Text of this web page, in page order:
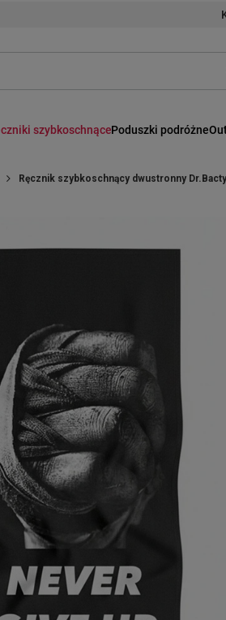
szybkoschnącePoduszki podróżne
Ręcznik szybkoschnący dwustronny